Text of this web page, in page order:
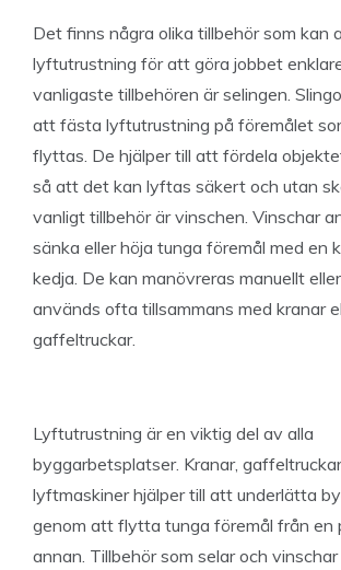
Det finns några olika tillbehör som kan
lyftutrustning för att göra jobbet
vanligaste tillbehören är selingen.
att fästa lyftutrustning på föremålet
flyttas. De hjälper till att fördela
så att det kan lyftas säkert och utan
vanligt tillbehör är vinschen. Vinschar
sänka eller höja tunga föremål med en
kedja. De kan manövreras manuellt
används ofta tillsammans med kranar
gaffeltruckar.
Lyftutrustning är en viktig del av alla
byggarbetsplatser. Kranar,
lyftmaskiner hjälper till att underlätta
genom att flytta tunga föremål från en
annan. Tillbehör som selar och